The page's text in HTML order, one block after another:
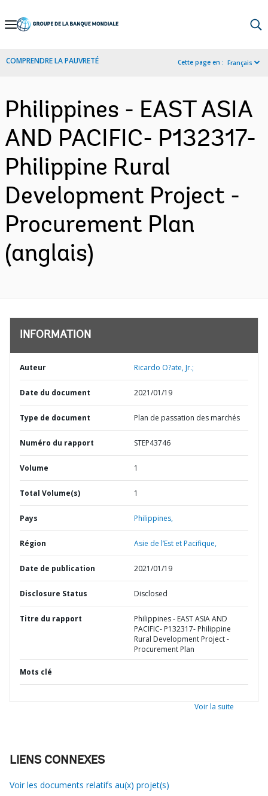
Skip
Navigation
COMPRENDRE LA PAUVRETÉ Cette page en : Français
Philippines - EAST ASIA
AND PACIFIC- P132317-
Philippine Rural
Development Project -
Procurement Plan
(anglais)
INFORMATION
Auteur Ricardo O?ate, Jr.;
Date du document 2021/01/19
Type de document Plan de passation des marchés
Numéro du rapport STEP43746
Volume 1
Total Volume(s) 1
Pays Philippines,
Région Asie de l’Est et Pacifique,
Date de publication 2021/01/19
Disclosure Status Disclosed
Titre du rapport
Philippines - EAST ASIA AND
PACIFIC- P132317- Philippine
Rural Development Project -
Procurement Plan
Mots clé
Voir la suite
LIENS CONNEXES
Voir les documents relatifs au(x) projet(s)